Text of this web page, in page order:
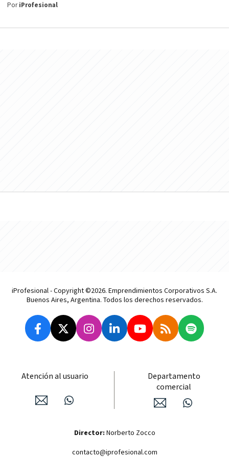
PoriProfesional
iProfesional - Copyright ©2026. Emprendimientos Corporativos S.A.
Buenos Aires, Argentina. Todos los derechos reservados.
Atención al usuario
Departamento
comercial
Director: Norberto Zocco
contacto@iprofesional.com